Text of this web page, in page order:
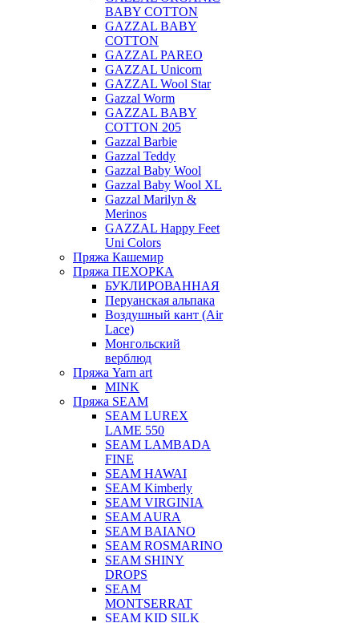
BABY COTTON
GAZZAL BABY
COTTON
GAZZAL PAREO
GAZZAL Unicorn
GAZZAL Wool Star
Gazzal Worm
GAZZAL BABY
COTTON 205
Gazzal Barbie
Gazzal Teddy
Gazzal Baby Wool
Gazzal Baby Wool XL
Gazzal Marilyn &
Merinos
GAZZAL Happy Feet
Uni Colors
Пряжа Кашемир
Пряжа ПЕХОРКА
БУКЛИРОВАННАЯ
Перуанская альпака
Воздушный кант (Air
Lace)
Монгольский
верблюд
Пряжа Yarn art
MINK
Пряжа SEAM
SEAM LUREX
LAME 550
SEAM LAMBADA
FINE
SEAM HAWAI
SEAM Kimberly
SEAM VIRGINIA
SEAM AURA
SEAM BAIANO
SEAM ROSMARINO
SEAM SHINY
DROPS
SEAM
MONTSERRAT
SEAM KID SILK